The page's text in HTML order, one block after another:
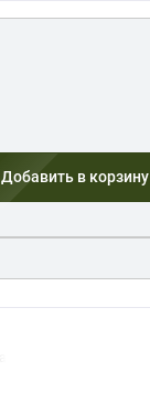
Добавить в корзину